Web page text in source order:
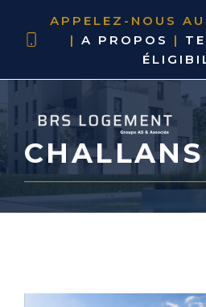
APPELEZ-NOUS AU
|A PROPOS |